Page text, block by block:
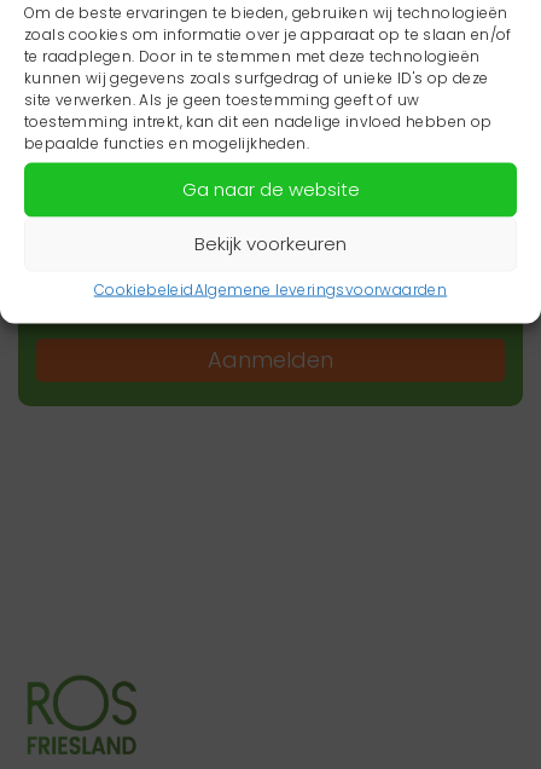
Om de beste ervaringen te bieden, gebruiken wij technologieën
zoals cookies om informatie over je apparaat op te slaan en/of
te raadplegen. Door in te stemmen met deze technologieën
kunnen wij gegevens zoals surfgedrag of unieke ID's op deze
site verwerken. Als je geen toestemming geeft of uw
toestemming intrekt, kan dit een nadelige invloed hebben op
bepaalde functies en mogelijkheden.
Ga naar de website
Bekijk voorkeuren
CookiebeleidAlgemene leveringsvoorwaarden
Wil je niets missen?
Wil je op de hoogte blijven van het laatste
zorgnieuws in jouw regio? Schrijf je dan in voor
onze nieuwsbrief.
Aanmelden